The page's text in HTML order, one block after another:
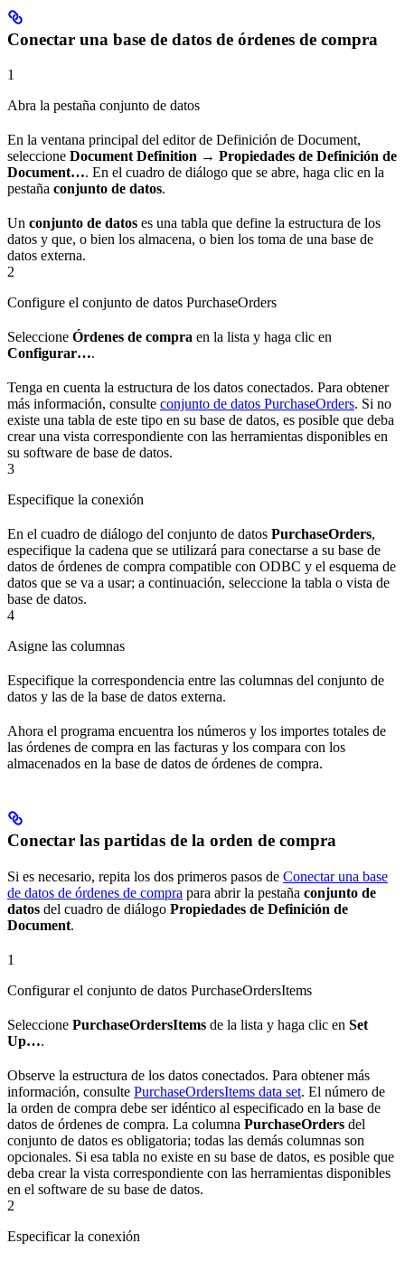
Conectar una base de datos de órdenes de compra
1
Abra la pestaña conjunto de datos
En la ventana principal del editor de Definición de Document,
seleccione Document Definition → Propiedades de Definición de
Document…. En el cuadro de diálogo que se abre, haga clic en la
pestaña conjunto de datos.
Un conjunto de datos es una tabla que define la estructura de los
datos y que, o bien los almacena, o bien los toma de una base de
datos externa.
2
Configure el conjunto de datos PurchaseOrders
Seleccione Órdenes de compra en la lista y haga clic en
Configurar….
Tenga en cuenta la estructura de los datos conectados. Para obtener
más información, consulte conjunto de datos PurchaseOrders. Si no
existe una tabla de este tipo en su base de datos, es posible que deba
crear una vista correspondiente con las herramientas disponibles en
su software de base de datos.
3
Especifique la conexión
En el cuadro de diálogo del conjunto de datos PurchaseOrders,
especifique la cadena que se utilizará para conectarse a su base de
datos de órdenes de compra compatible con ODBC y el esquema de
datos que se va a usar; a continuación, seleccione la tabla o vista de
base de datos.
4
Asigne las columnas
Especifique la correspondencia entre las columnas del conjunto de
datos y las de la base de datos externa.
Ahora el programa encuentra los números y los importes totales de
las órdenes de compra en las facturas y los compara con los
almacenados en la base de datos de órdenes de compra.
Conectar las partidas de la orden de compra
Si es necesario, repita los dos primeros pasos de Conectar una base
de datos de órdenes de compra para abrir la pestaña conjunto de
datos del cuadro de diálogo Propiedades de Definición de
Document.
1
Configurar el conjunto de datos PurchaseOrdersItems
Seleccione PurchaseOrdersItems de la lista y haga clic en Set
Up….
Observe la estructura de los datos conectados. Para obtener más
información, consulte PurchaseOrdersItems data set. El número de
la orden de compra debe ser idéntico al especificado en la base de
datos de órdenes de compra. La columna PurchaseOrders del
conjunto de datos es obligatoria; todas las demás columnas son
opcionales. Si esa tabla no existe en su base de datos, es posible que
deba crear la vista correspondiente con las herramientas disponibles
en el software de su base de datos.
2
Especificar la conexión